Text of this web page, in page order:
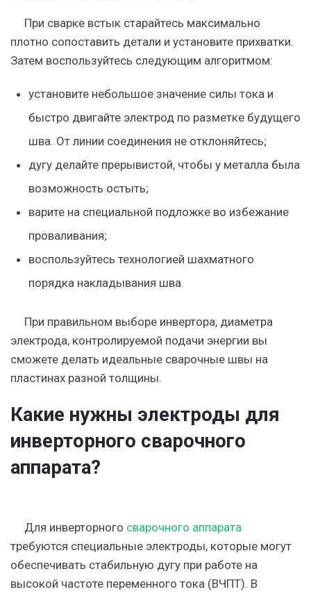
При сварке встык старайтесь максимально
плотно сопоставить детали и установите прихватки.
Затем воспользуйтесь следующим алгоритмом:
установите небольшое значение силы тока и
быстро двигайте электрод по разметке будущего
шва. От линии соединения не отклоняйтесь;
дугу делайте прерывистой, чтобы у металла была
возможность остыть;
варите на специальной подложке во избежание
проваливания;
воспользуйтесь технологией шахматного
порядка накладывания шва.
При правильном выборе инвертора, диаметра
электрода, контролируемой подачи энергии вы
сможете делать идеальные сварочные швы на
пластинах разной толщины.
Какие нужны электроды для
инверторного сварочного
аппарата?
Для инверторного сварочного аппарата
требуются специальные электроды, которые могут
обеспечивать стабильную дугу при работе на
высокой частоте переменного тока (ВЧПТ). В